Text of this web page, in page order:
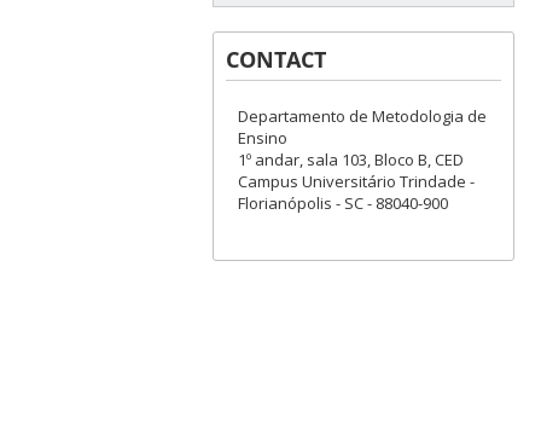
CONTACT
Departamento de Metodologia de
Ensino
1º andar, sala 103, Bloco B, CED
Campus Universitário Trindade -
Florianópolis - SC - 88040-900